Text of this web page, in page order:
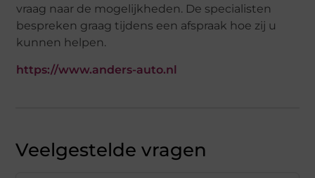
vraag naar de mogelijkheden. De specialisten
bespreken graag tijdens een afspraak hoe zij u
kunnen helpen.
https://www.anders-auto.nl
Veelgestelde vragen